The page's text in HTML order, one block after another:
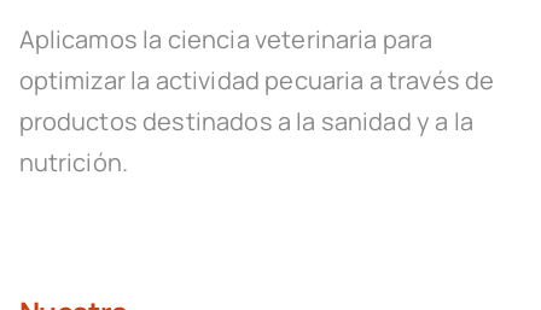
Aplicamos la ciencia veterinaria para
optimizar la actividad pecuaria a través de
productos destinados a la sanidad y a la
nutrición.